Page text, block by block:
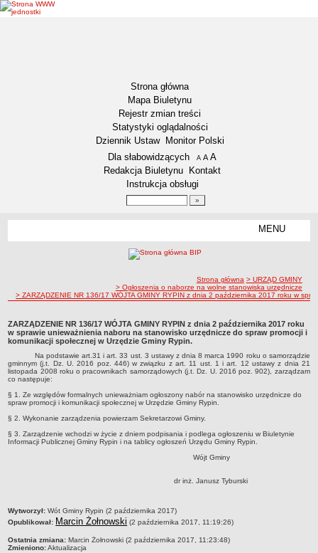
Strona główna
Mapa Biuletynu
Rejestr zmian treści
Statystyki oglądalności
Dziennik Ustaw
Monitor Polski
Menu dodatkowe
Dla słabowidzących A pomniejsz czcionkę
A standardowy rozmiar czcionki
A
Redakcja Biuletynu
Kontakt
Instrukcja obsługi
MENU
Lokalizacja
Dane statystyczne
Zadania publiczne
Związki i stowarzyszenia
Realizacja zadań publicznych
Rejestr zbiorów danych osobowych
RODO Klauzule informacyjne
Tabela informacyjna
Czas pracy urzędu
Nr konta bankowego, NIP, REGON
ścieżka nawigacji
Strona główna > URZĄD GMINY
> Ogłoszenia o naborze na wolne stanowiska urzędnicze
> ZARZĄDZENIE NR 136/17 WÓJTA GMINY RYPIN z dnia 2 października 2017 roku w
ZARZĄDZENIE NR 136/17 WÓJTA GMINY RYPIN z dnia 2 października 2017 roku
w sprawie unieważnienia naboru na stanowisko urzędnicze do spraw promocji i
komunikacji społecznej w Urzędzie Gminy Rypin.
Na podstawie art.31 i art. 33 ust. 3 ustawy z dnia 8 marca 1990 roku o samorządzie
gminnym (j.t. Dz. U. 2016 poz. 446) w związku z art. 11 ust. 1 i art. 12 ustawy z dnia 21
listopada 2008 roku o pracownikach samorządowych (j.t. Dz. U. 2016 poz. 902), zarządzam
co następuje:
§ 1. Ze względów formalnych unieważniam ogłoszony nabór na stanowisko urzędnicze do
spraw promocji i komunikacji społecznej w Urzędzie Gminy Rypin.
§ 2. Wykonanie zarządzenia powierzam Sekretarzowi Gminy.
§ 3. Zarządzenie wchodzi w życie z dniem podpisania i podlega ogłoszeniu w Biuletynie
Informacji Publicznej Gminy Rypin i na tablicy ogłoszeń Urzędu Gminy Rypin.
Wójt Gminy
dr inż. Janusz Tyburski
metryczka
Wytworzył: Wót Gminy Rypin (2 października 2017)
Opublikował: Marcin Żołnowski (2 października 2017, 11:19:26)
Ostatnia zmiana: Marcin Żołnowski (2 października 2017, 11:23:48)
Zmieniono:Aktualizacja